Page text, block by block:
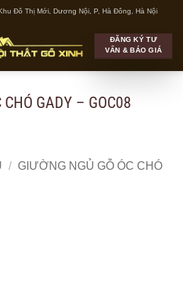
Đô Thị Mới, Dương Nội, P, Hà Đông, Hà Nội
ĐĂNG KÝ TƯ
VẤN & BÁO GIÁ
CHÓ GADY – GOC08
/ GIƯỜNG NGỦ GỖ ÓC CHÓ